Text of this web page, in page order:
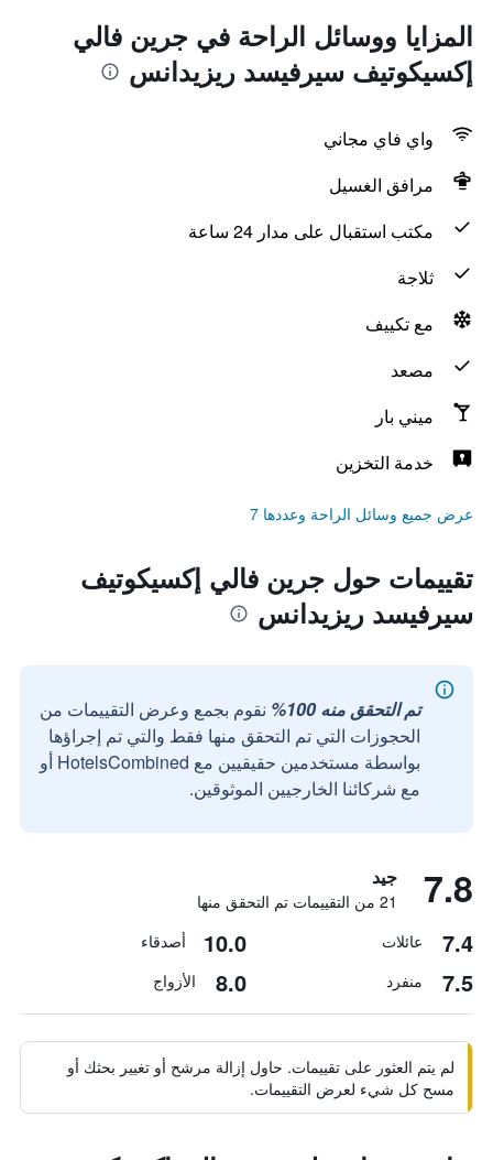
المزايا ووسائل الراحة في جرين فالي
إكسيكوتيف سيرفيسد ريزيدانس
واي فاي مجاني
مرافق الغسيل
مكتب استقبال على مدار 24 ساعة
ثلاجة
مع تكييف
مصعد
ميني بار
خدمة التخزين
عرض جميع وسائل الراحة وعددها 7
تقييمات حول جرين فالي إكسيكوتيف
سيرفيسد ريزيدانس
تم التحقق منه 100%
نقوم بجمع وعرض التقييمات من
الحجوزات التي تم التحقق منها فقط والتي تم إجراؤها
بواسطة مستخدمين حقيقيين مع HotelsCombined أو
مع شركائنا الخارجيين الموثوقين.
7.8 جيد
21 من التقييمات تم التحقق منها
7.4 عائلات 10.0 أصدقاء
7.5 منفرد 8.0 الأزواج
لم يتم العثور على تقييمات. حاول إزالة مرشح أو تغيير بحثك أو
مسح كل شيء لعرض التقييمات.